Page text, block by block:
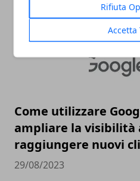
Rifiuta
Accetta
Come utilizzare
ampliare la visibilità
raggiungere nuovi
29/08/2023